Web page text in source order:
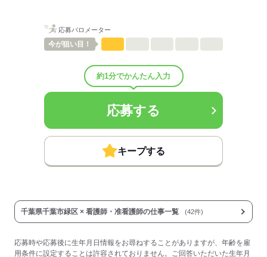
■退職金制度：有（勤続3年以上）
■退職金制度備考：
応募する
応募バロメーター
今が狙い目！
約1分でかんたん入力
応募する
キープする
千葉県千葉市緑区 × 看護師・准看護師の仕事一覧 (42件)
応募時や応募後に生年月日情報をお尋ねすることがありますが、年齢を雇
用条件に設定することは許容されておりません。ご回答いただいた生年月